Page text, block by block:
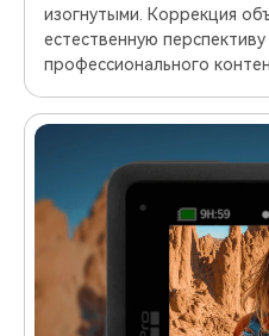
изогнутыми. Коррекция
естественную
профессионального